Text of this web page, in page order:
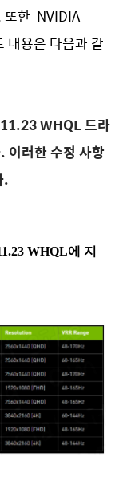
또한 NVIDIA
용은 다음과 같
WHQL 드라
이러한 수정 사항
.
WHQL에 지